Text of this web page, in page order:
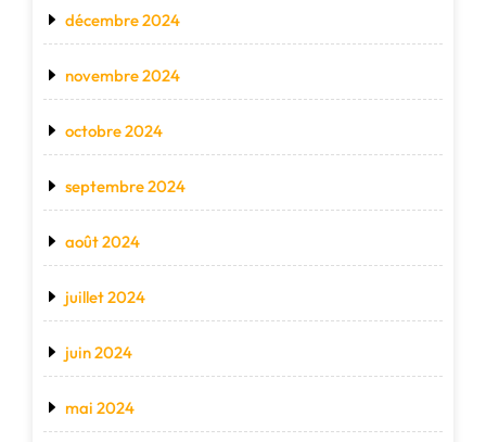
décembre 2024
novembre 2024
octobre 2024
septembre 2024
août 2024
juillet 2024
juin 2024
mai 2024